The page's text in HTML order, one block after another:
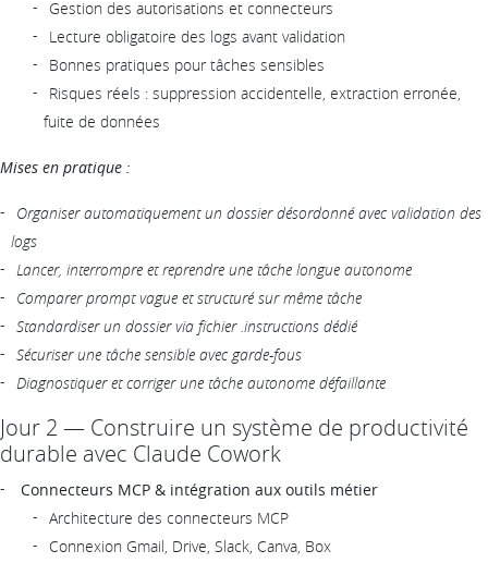
Gestion des autorisations et connecteurs
Lecture obligatoire des logs avant validation
Bonnes pratiques pour tâches sensibles
Risques réels : suppression accidentelle, extraction erronée,
fuite de données
Mises en pratique :
Organiser automatiquement un dossier désordonné avec validation des
logs
Lancer, interrompre et reprendre une tâche longue autonome
Comparer prompt vague et structuré sur même tâche
Standardiser un dossier via fichier .instructions dédié
Sécuriser une tâche sensible avec garde-fous
Diagnostiquer et corriger une tâche autonome défaillante
Jour 2 — Construire un système de productivité
durable avec Claude Cowork
Connecteurs MCP & intégration aux outils métier
Architecture des connecteurs MCP
Connexion Gmail, Drive, Slack, Canva, Box